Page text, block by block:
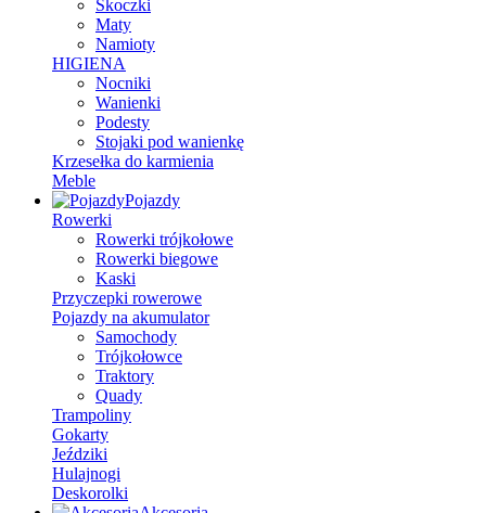
Skoczki
Maty
Namioty
HIGIENA
Nocniki
Wanienki
Podesty
Stojaki pod wanienkę
Krzesełka do karmienia
Meble
Pojazdy
Rowerki
Rowerki trójkołowe
Rowerki biegowe
Kaski
Przyczepki rowerowe
Pojazdy na akumulator
Samochody
Trójkołowce
Traktory
Quady
Trampoliny
Gokarty
Jeździki
Hulajnogi
Deskorolki